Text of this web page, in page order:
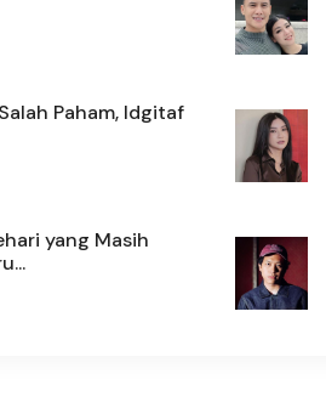
Paham, Idgitaf
yang Masih